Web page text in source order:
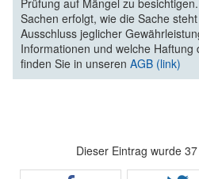
Sachen erfolgt, wie die Sache
Ausschluss jeglicher
Informationen und welche Haftung
finden Sie in unseren AGB (link)
Dieser Eintrag wurde